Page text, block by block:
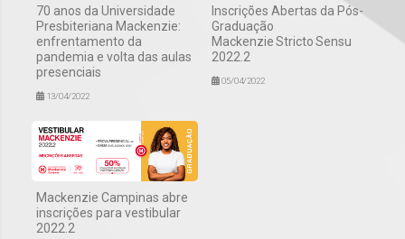
70 anos da Universidade
Presbiteriana Mackenzie:
enfrentamento da
pandemia e volta das aulas
presenciais
13/04/2022
Inscrições Abertas da Pós-
Graduação
Mackenzie Stricto Sensu
2022.2
05/04/2022
Mackenzie Campinas abre
inscrições para vestibular
2022.2